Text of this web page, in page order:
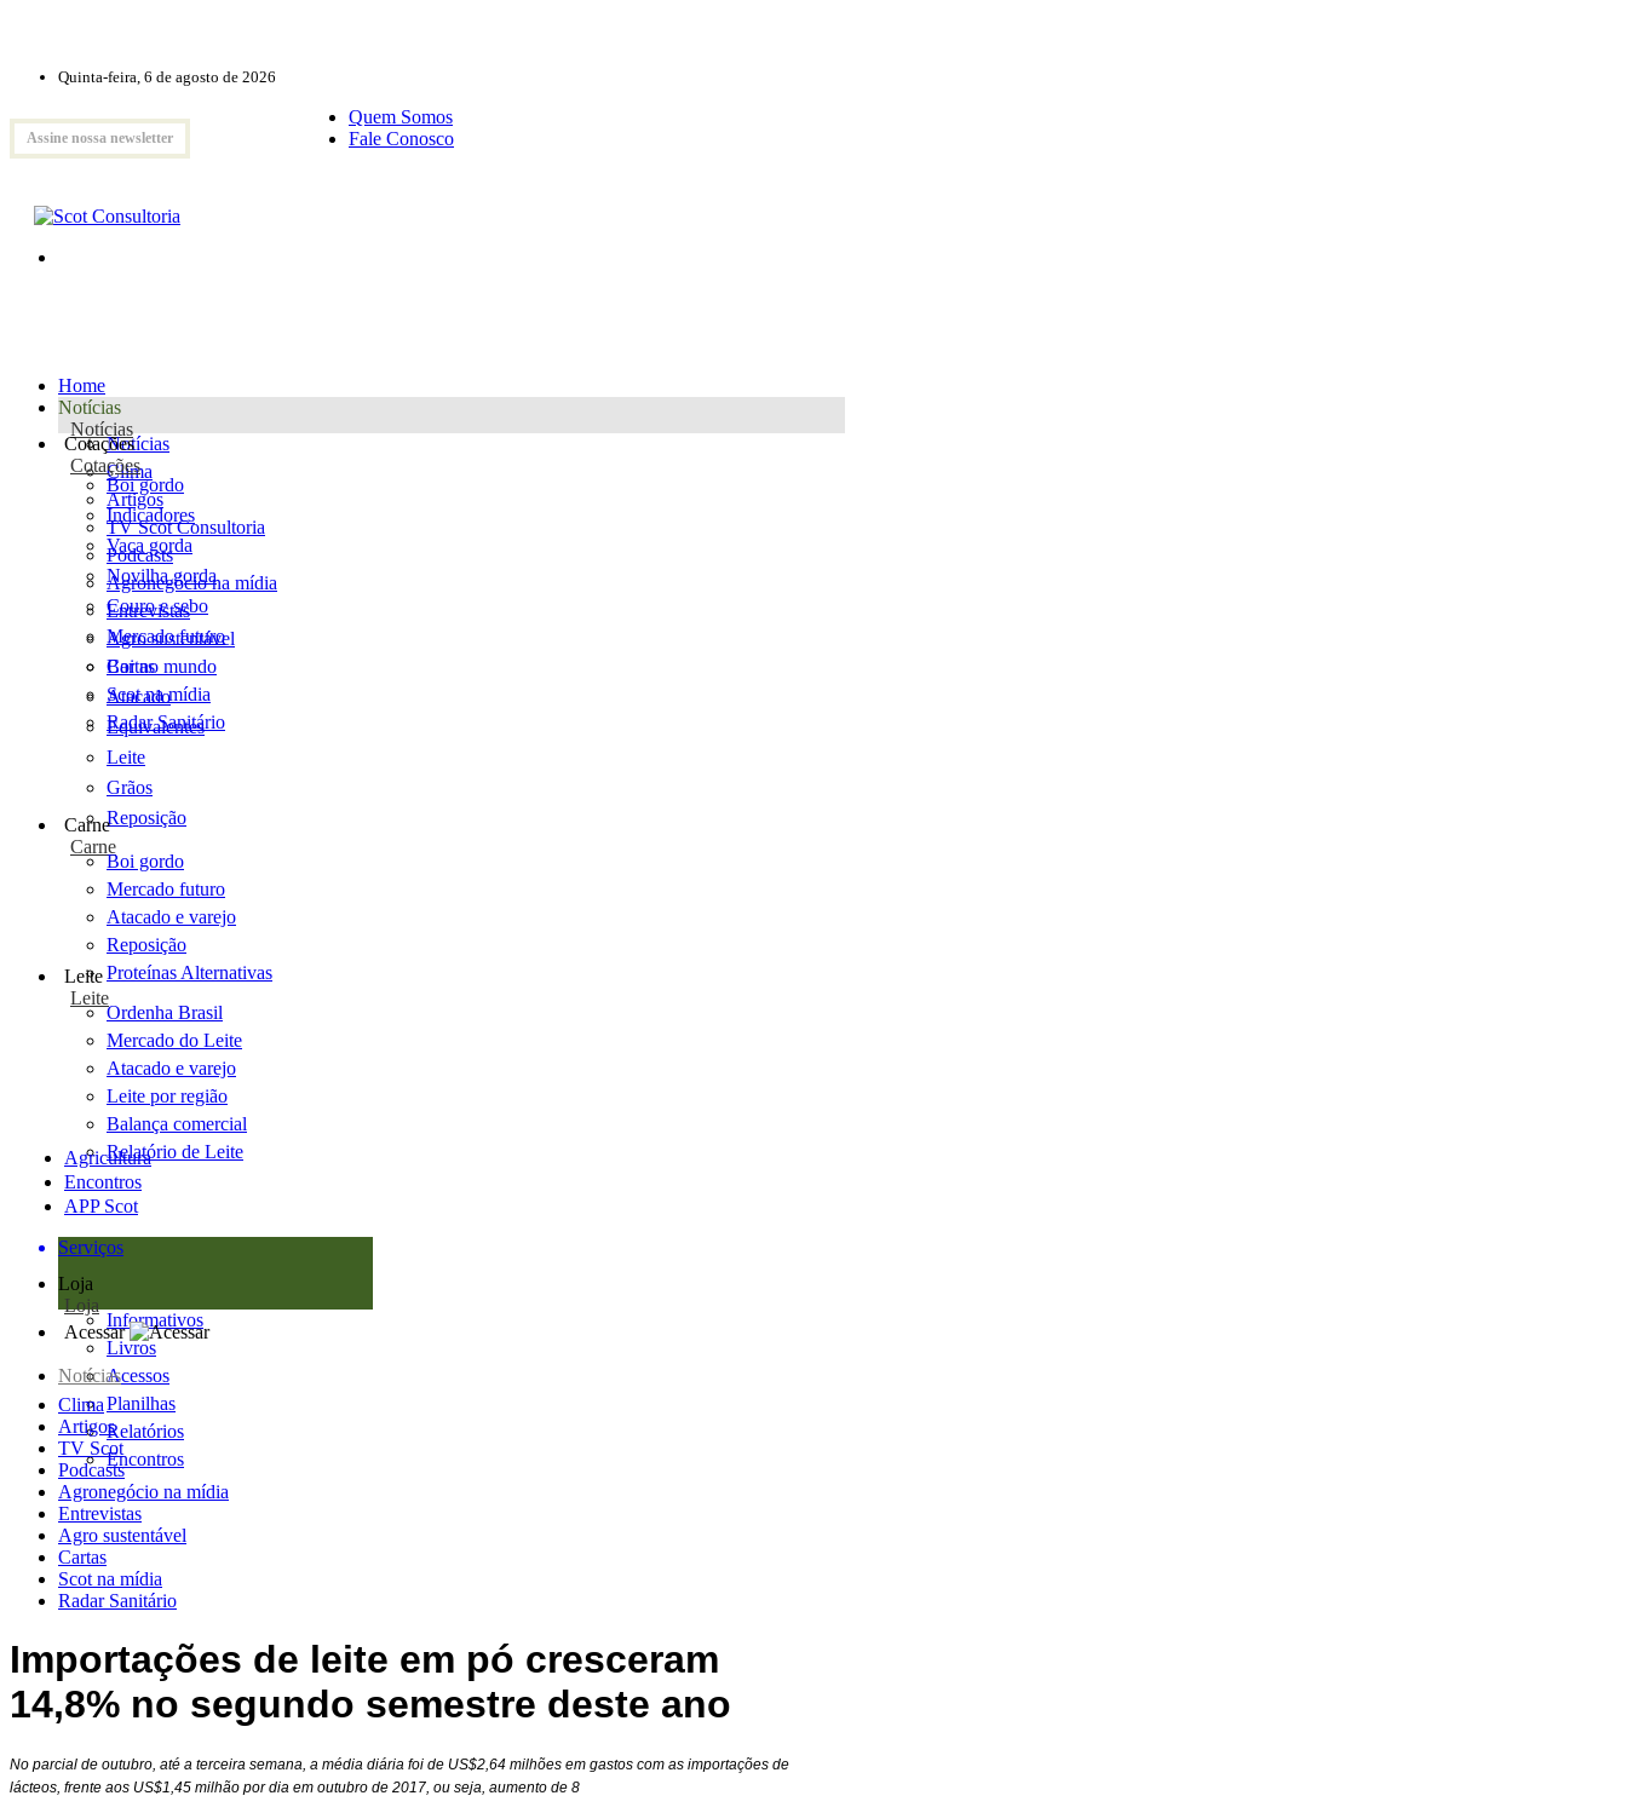
Quinta-feira, 6 de agosto de 2026
Assine nossa newsletter
Quem Somos
Fale Conosco
Home
Notícias
Notícias
Notícias
Clima
Artigos
TV Scot Consultoria
Podcasts
Agronegócio na mídia
Entrevistas
Agro sustentável
Cartas
Scot na mídia
Radar Sanitário
Cotações
Cotações
Boi gordo
Indicadores
Vaca gorda
Novilha gorda
Couro e sebo
Mercado futuro
Boi no mundo
Atacado
Equivalentes
Leite
Grãos
Reposição
Carne
Carne
Boi gordo
Mercado futuro
Atacado e varejo
Reposição
Proteínas Alternativas
Leite
Leite
Ordenha Brasil
Mercado do Leite
Atacado e varejo
Leite por região
Balança comercial
Relatório de Leite
Agricultura
Encontros
APP Scot
Serviços
Loja
Loja
Informativos
Livros
Acessos
Planilhas
Relatórios
Encontros
Acessar
Notícias
Clima
Artigos
TV Scot
Podcasts
Agronegócio na mídia
Entrevistas
Agro sustentável
Cartas
Scot na mídia
Radar Sanitário
Importações de leite em pó cresceram
14,8% no segundo semestre deste ano
No parcial de outubro, até a terceira semana, a média diária foi de US$2,64 milhões em gastos com as importações de
lácteos, frente aos US$1,45 milhão por dia em outubro de 2017, ou seja, aumento de 8